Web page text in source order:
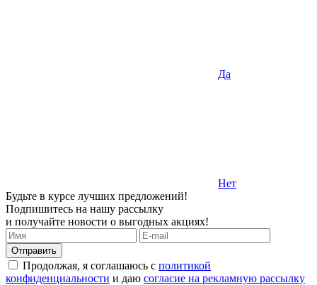
Да
Нет
Будьте в курсе лучших предложений!
Подпишитесь на нашу рассылку
и получайте новости о выгодных акциях!
Продолжая, я соглашаюсь с политикой
конфиденциальности и даю согласие на рекламную рассылку